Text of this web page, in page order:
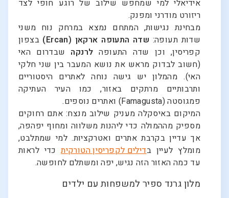
אידיאלי למי שמחפש שילוב של רוגע חופי לצד
ריזורט מודרני ומפנק.
מבחינת נגישות, המתחם נמצא במרחק נוח משני
שדות תעופה: שדה התעופה ארקאן (Ercan)
בצפון
קפריסין, וכן שדה התעופה לרנקה שבדרום האי
(חשוב לבדוק מראש את נושא המעבר בין שני חלקי
האי). מהמלון יש גישה נוחה לאתרים היסטוריים
ותרבותיים מרתקים באזור, כמו העיר העתיקה
פמגוסטה (Famagusta) ואתרים נוספים.
המיקום באיסקלה מעניק שילוב מנצח: אתם רחוקים
מספיק מההמולה כדי ליהנות משלווה ומחוף יפהפה,
אך עדיין בקרבת אתרים ואטרקציות. למי שמתלבט,
מומלץ לעיין בדילים לקפריסין הטורקיתכדי לראות
עד כמה האזור הזה נגיש, יפה ומשתלם לחופשה.
מלון גרנד ספיר למשפחות עם ילדים